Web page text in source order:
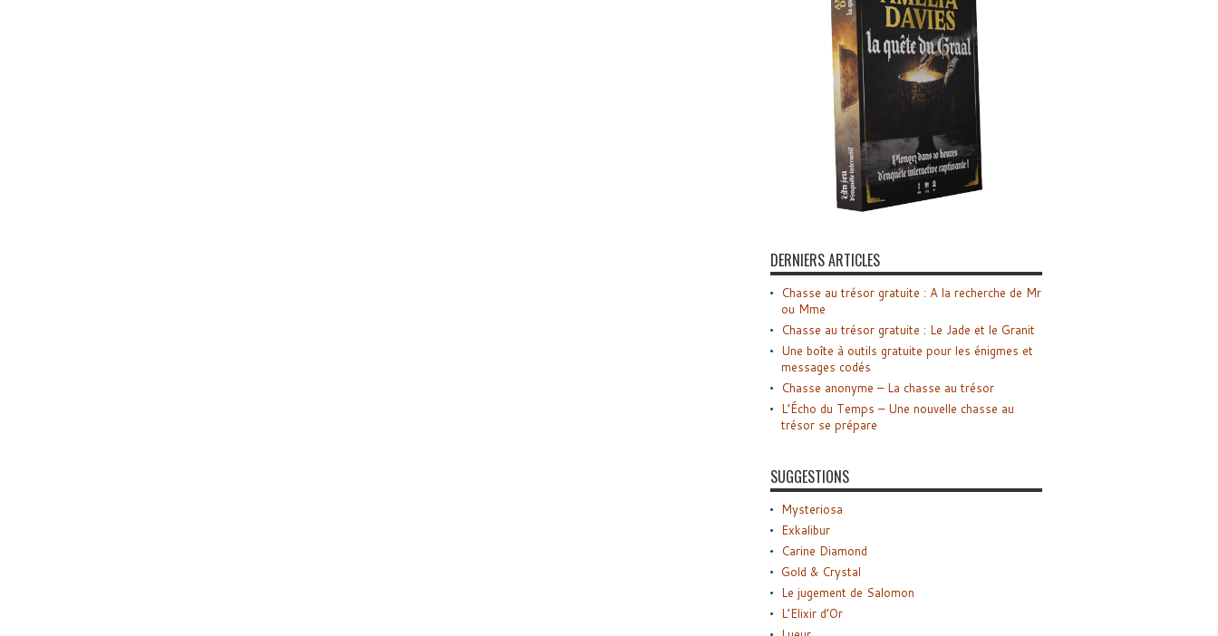
DERNIERS ARTICLES
Chasse au trésor gratuite : A la recherche de Mr
ou Mme
Chasse au trésor gratuite : Le Jade et le Granit
Une boîte à outils gratuite pour les énigmes et
messages codés
Chasse anonyme – La chasse au trésor
L’Écho du Temps – Une nouvelle chasse au
trésor se prépare
SUGGESTIONS
Mysteriosa
Exkalibur
Carine Diamond
Gold & Crystal
Le jugement de Salomon
L’Elixir d’Or